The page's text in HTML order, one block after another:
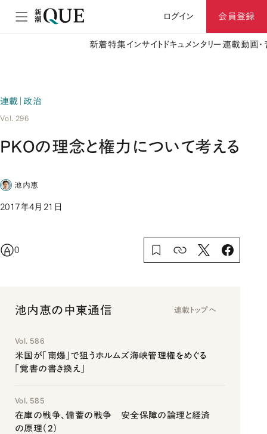
ログイン 会員登録
新着特集 インサイト ドキュメンタリー 連載動画
連載｜政治
Vol. 296
PKOの理念と権力について考える
池内恵
2017年4月21日
0
池内恵の中東通信 連載トップへ
Vol. 586
米国が「南爆」で狙うホルムズ海峡管理権をめぐる
「覚書の書き換え」
Vol. 585
在庫の戦争、備蓄の戦争 安全保障の論理と経済
の原理（2）